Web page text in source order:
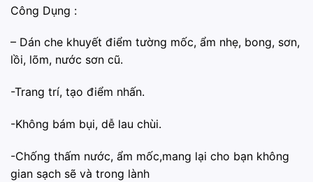
Công Dụng :
– ️Dán che khuyết điểm tường mốc, ẩm nhẹ, bong, sơn,
lồi, lõm, nước sơn cũ.
-️Trang trí, tạo điểm nhấn.
️-Không bám bụi, dễ lau chùi.
️-Chống thấm nước, ẩm mốc,mang lại cho bạn không
gian sạch sẽ và trong lành